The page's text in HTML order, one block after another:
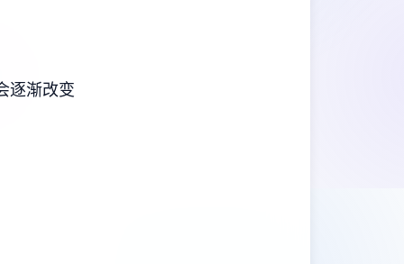
逐渐改变